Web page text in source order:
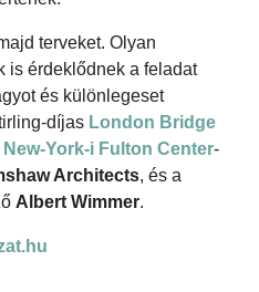
terveket. Olyan
is érdeklődnek a feladat
és különlegeset
díjas London Bridge
New-York-i Fulton Center-
Architects, és a
Albert Wimmer.